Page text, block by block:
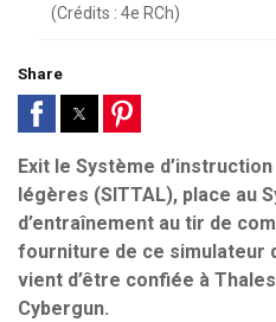
(Crédits : 4e RCh)
Share
Exit le Système
légères (SITTAL), place au
d’entraînement au tir de
fourniture de ce simulateur
vient d’être confiée à
Cybergun.